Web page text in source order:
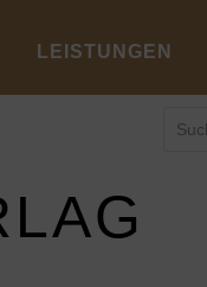
LEISTUNGEN